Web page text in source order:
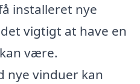
installeret nye
vigtigt at have en
være.
nye vinduer kan